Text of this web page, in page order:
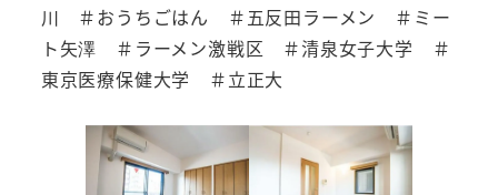
川 ＃おうちごはん ＃五反田ラーメン ＃ミー
ト矢澤 ＃ラーメン激戦区 ＃清泉女子大学 ＃
東京医療保健大学 ＃立正大